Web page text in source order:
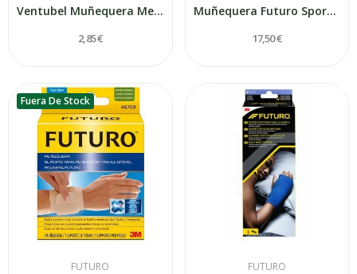
Ventubel Muñequera Metacarpiana Talla Grande
2,85 €
Muñequera Futuro Sport Ajustable T-Unica
17,50 €
Fuera De Stock
FUTURO FUTURO